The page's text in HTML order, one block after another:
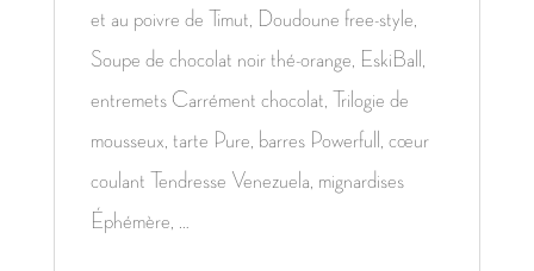
et au poivre de Timut, Doudoune free-style,
Soupe de chocolat noir thé-orange, EskiBall,
entremets Carrément chocolat, Trilogie de
mousseux, tarte Pure, barres Powerfull, cœur
coulant Tendresse Venezuela, mignardises
Éphémère, …